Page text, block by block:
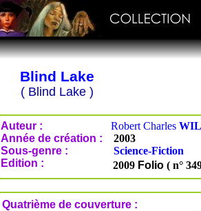
Blind Lake
( Blind Lake )
Auteur : Robert Charles
Année de création :
2003
Sous-genre :
Science-Fiction
Edition :
2009 Folio ( n°
Quatrième de couverture :